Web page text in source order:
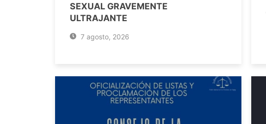
SEXUAL GRAVEMENTE
ULTRAJANTE
7 agosto, 2026